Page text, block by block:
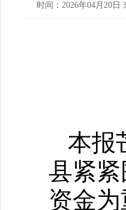
时间：2026年04月20日
本报
县紧
资金